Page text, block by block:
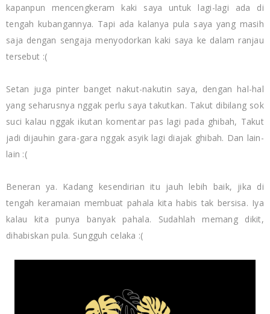
kapanpun mencengkeram kaki saya untuk lagi-lagi ada di
tengah kubangannya. Tapi ada kalanya pula saya yang masih
saja dengan sengaja menyodorkan kaki saya ke dalam ranjau
tersebut :(
Setan juga pinter banget nakut-nakutin saya, dengan hal-hal
yang seharusnya nggak perlu saya takutkan. Takut dibilang sok
suci kalau nggak ikutan komentar pas lagi pada ghibah, Takut
jadi dijauhin gara-gara nggak asyik lagi diajak ghibah. Dan lain-
lain :(
Beneran ya. Kadang kesendirian itu jauh lebih baik, jika di
tengah keramaian membuat pahala kita habis tak bersisa. Iya
kalau kita punya banyak pahala. Sudahlah memang dikit,
dihabiskan pula. Sungguh celaka :(